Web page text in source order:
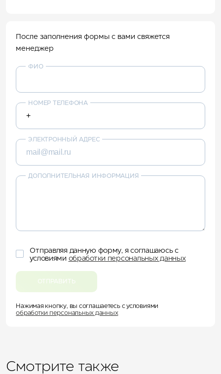
После заполнения формы с вами свяжется
менеджер
ФИО
НОМЕР ТЕЛЕФОНА
ЭЛЕКТРОННЫЙ АДРЕС
ДОПОЛНИТЕЛЬНАЯ ИНФОРМАЦИЯ
Отправляя данную форму, я соглашаюсь с
условиями обработки персональных данных
ОТПРАВИТЬ
Нажимая кнопку, вы соглашаетесь с условиями
обработки персональных данных
Смотрите также